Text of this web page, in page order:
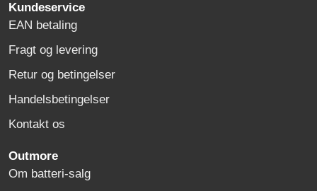
Kundeservice
EAN betaling
Fragt og levering
Retur og betingelser
Handelsbetingelser
Kontakt os
Outmore
Om batteri-salg